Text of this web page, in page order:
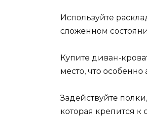
Используйте
сложенном
Купите диван-
место, что
Задействуйте
которая крепится